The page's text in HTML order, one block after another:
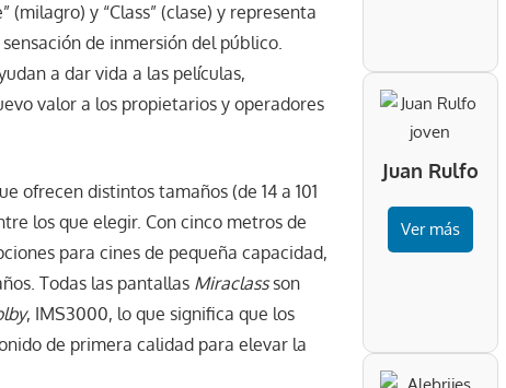
(milagro) y “Class” (clase) y representa
de inmersión del público.
a dar vida a las películas,
valor a los propietarios y operadores
ofrecen distintos tamaños (de 14 a 101
los que elegir. Con cinco metros de
para cines de pequeña capacidad,
Todas las pantallas Miraclassson
, IMS3000, lo que significa que los
de primera calidad para elevar la
Juan Rulfo
Ver más